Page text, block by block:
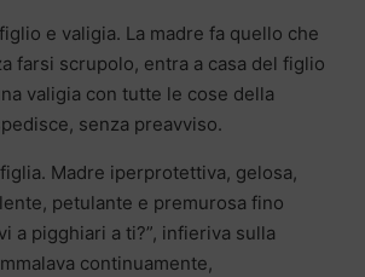
e valigia. La madre fa quello che
farsi scrupolo, entra a casa del figlio
valigia con tutte le cose della
senza preavviso.
Madre iperprotettiva, gelosa,
petulante e premurosa fino
a pigghiari a ti?”, infieriva sulla
continuamente,